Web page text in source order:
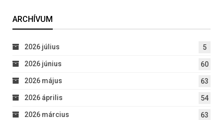
ARCHÍVUM
2026 július 5
2026 június 60
2026 május 63
2026 április 54
2026 március 63